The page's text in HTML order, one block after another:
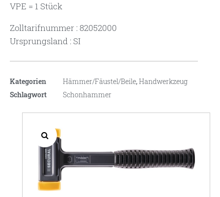
VPE = 1 Stück
Zolltarifnummer : 82052000
Ursprungsland : SI
Kategorien Hämmer/Fäustel/Beile,Handwerkzeug
Schlagwort
Schonhammer